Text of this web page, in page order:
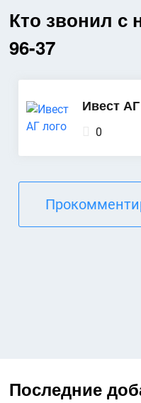
Кто звонил с
96-37
Ивест АГ
0
Последние